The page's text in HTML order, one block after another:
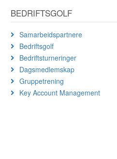
BEDRIFTSGOLF
Samarbeidspartnere
Bedriftsgolf
Bedriftsturneringer
Dagsmedlemskap
Gruppetrening
Key Account Management